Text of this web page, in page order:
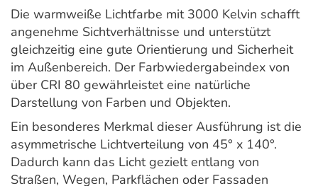
Die warmweiße Lichtfarbe mit 3000 Kelvin schafft
angenehme Sichtverhältnisse und unterstützt
gleichzeitig eine gute Orientierung und Sicherheit
im Außenbereich. Der Farbwiedergabeindex von
über CRI 80 gewährleistet eine natürliche
Darstellung von Farben und Objekten.
Ein besonderes Merkmal dieser Ausführung ist die
asymmetrische Lichtverteilung von 45° x 140°.
Dadurch kann das Licht gezielt entlang von
Straßen, Wegen, Parkflächen oder Fassaden